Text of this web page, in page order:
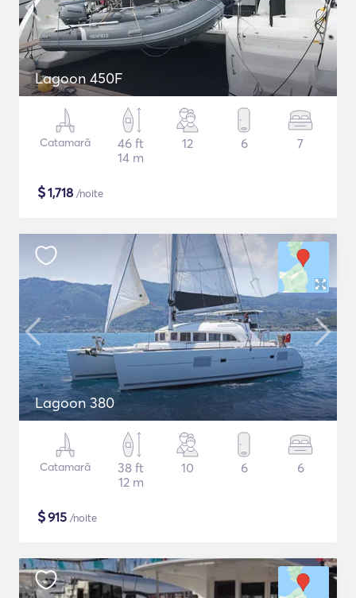
Lagoon 450F
Catamarã
46 ft
14 m
12 6 7
$1,718 /noite
Lagoon 380
Catamarã
38 ft
12 m
10 6 6
$915 /noite